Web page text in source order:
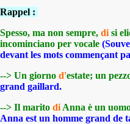
Rappel :
Spesso, ma non sempre, di si
incominciano per vocale (
devant les mots commençant
--> Un giorno d'estate; un
grand gaillard.
--> Il marito di Anna è un
Anna est un homme grand de